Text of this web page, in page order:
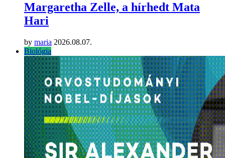
Margaretha Zelle, a hírhedt Mata
Hari
by maria 2026.08.07.
Biológia